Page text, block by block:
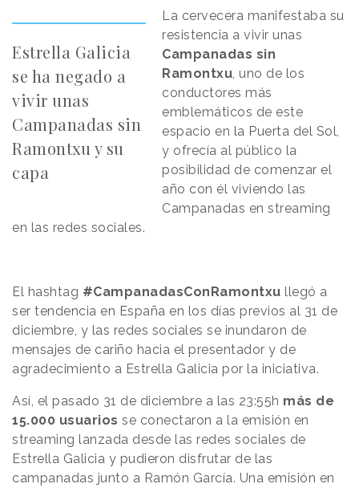
Estrella Galicia
se ha negado a
vivir unas
Campanadas sin
Ramontxu y su
capa
La cervecera manifestaba su
resistencia a vivir unas
Campanadas sin
Ramontxu, uno de los
conductores más
emblemáticos de este
espacio en la Puerta del Sol,
y ofrecía al público la
posibilidad de comenzar el
año con él viviendo las
Campanadas en streaming
en las redes sociales.
El hashtag #CampanadasConRamontxu llegó a
ser tendencia en España en los días previos al 31 de
diciembre, y las redes sociales se inundaron de
mensajes de cariño hacia el presentador y de
agradecimiento a Estrella Galicia por la iniciativa.
Así, el pasado 31 de diciembre a las 23:55h más de
15.000 usuarios se conectaron a la emisión en
streaming lanzada desde las redes sociales de
Estrella Galicia y pudieron disfrutar de las
campanadas junto a Ramón García. Una emisión en